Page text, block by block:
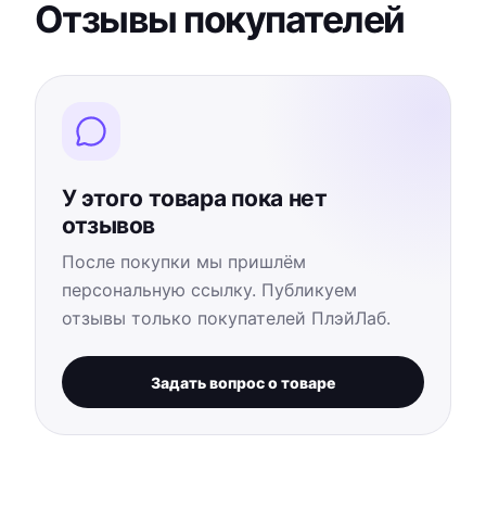
Отзывы покупателей
У этого товара пока нет
отзывов
После покупки мы пришлём
персональную ссылку. Публикуем
отзывы только покупателей ПлэйЛаб.
Задать вопрос о товаре